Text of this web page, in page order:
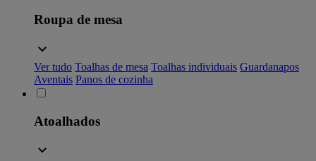
Roupa de mesa
Ver tudo Toalhas de mesa Toalhas individuais Guardanapos
Aventais Panos de cozinha
Atoalhados